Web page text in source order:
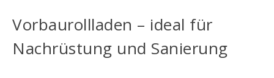
Vorbaurollladen – ideal für
Nachrüstung und Sanierung